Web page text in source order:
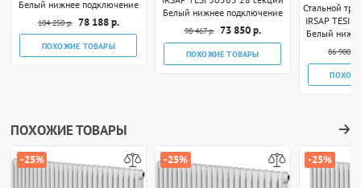
Белый нижнее подключение
104 250 р. 78 188 р.
ПОХОЖИЕ ТОВАРЫ
Белый нижнее подключение
98 467 р. 73 850 р.
ПОХОЖИЕ ТОВАРЫ
Стальной
IRSAP TESI
Белый
86 900 р.
ПОХОЖИЕ ТОВАРЫ
-25% -25% -25%